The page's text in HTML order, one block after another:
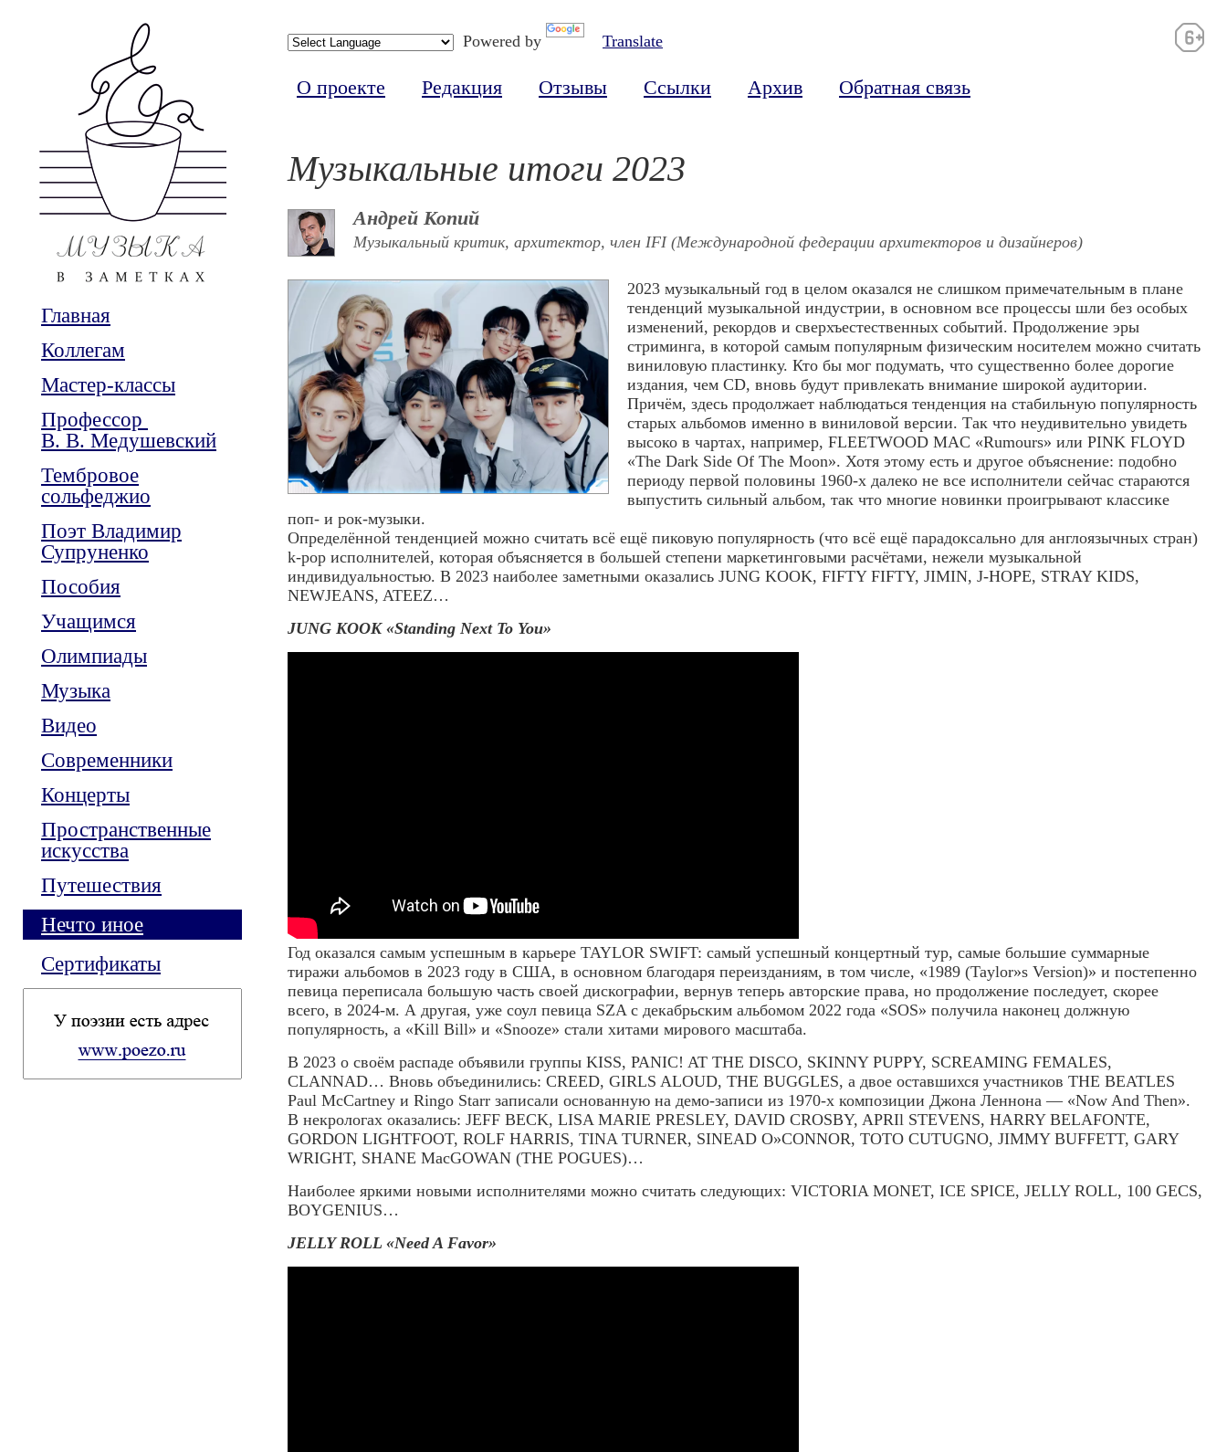
Главная
Коллегам
Мастер-классы
Профессор
В. В. Медушевский
Тембровое
сольфеджио
Поэт Владимир
Супруненко
Пособия
Учащимся
Олимпиады
Музыка
Видео
Современники
Концерты
Пространственные
искусства
Путешествия
Нечто иное
Сертификаты
Powered by Translate
О проекте Редакция Отзывы Ссылки Архив Обратная связь
Музыкальные итоги 2023
Андрей Копий
Музыкальный критик, архитектор, член IFI (Международной федерации архитекторов и дизайнеров)
2023 музыкальный год в целом оказался не слишком примечательным в плане
тенденций музыкальной индустрии, в основном все процессы шли без особых
изменений, рекордов и сверхъестественных событий. Продолжение эры
стриминга, в которой самым популярным физическим носителем можно считать
виниловую пластинку. Кто бы мог подумать, что существенно более дорогие
издания, чем CD, вновь будут привлекать внимание широкой аудитории.
Причём, здесь продолжает наблюдаться тенденция на стабильную популярность
старых альбомов именно в виниловой версии. Так что неудивительно увидеть
высоко в чартах, например, FLEETWOOD MAC «Rumours» или PINK FLOYD
«The Dark Side Of The Moon». Хотя этому есть и другое объяснение: подобно
периоду первой половины 1960-х далеко не все исполнители сейчас стараются
выпустить сильный альбом, так что многие новинки проигрывают классике
поп- и рок-музыки.
Определённой тенденцией можно считать всё ещё пиковую популярность (что всё ещё парадоксально для англоязычных стран)
k-pop исполнителей, которая объясняется в большей степени маркетинговыми расчётами, нежели музыкальной
индивидуальностью. В 2023 наиболее заметными оказались JUNG KOOK, FIFTY FIFTY, JIMIN, J-HOPE, STRAY KIDS,
NEWJEANS, ATEEZ…
JUNG KOOK «Standing Next To You»
Год оказался самым успешным в карьере TAYLOR SWIFT: самый успешный концертный тур, самые большие суммарные
тиражи альбомов в 2023 году в США, в основном благодаря переизданиям, в том числе, «1989 (Taylor»s Version)» и постепенно
певица переписала большую часть своей дискографии, вернув теперь авторские права, но продолжение последует, скорее
всего, в 2024-м. А другая, уже соул певица SZA с декабрьским альбомом 2022 года «SOS» получила наконец должную
популярность, а «Kill Bill» и «Snooze» стали хитами мирового масштаба.
В 2023 о своём распаде объявили группы KISS, PANIC! AT THE DISCO, SKINNY PUPPY, SCREAMING FEMALES,
CLANNAD… Вновь объединились: CREED, GIRLS ALOUD, THE BUGGLES, а двое оставшихся участников THE BEATLES
Paul McCartney и Ringo Starr записали основанную на демо-записи из 1970-х композиции Джона Леннона — «Now And Then».
В некрологах оказались: JEFF BECK, LISA MARIE PRESLEY, DAVID CROSBY, APRIl STEVENS, HARRY BELAFONTE,
GORDON LIGHTFOOT, ROLF HARRIS, TINA TURNER, SINEAD O»CONNOR, TOTO CUTUGNO, JIMMY BUFFETT, GARY
WRIGHT, SHANE MacGOWAN (THE POGUES)…
Наиболее яркими новыми исполнителями можно считать следующих: VICTORIA MONET, ICE SPICE, JELLY ROLL, 100 GECS,
BOYGENIUS…
JELLY ROLL «Need A Favor»